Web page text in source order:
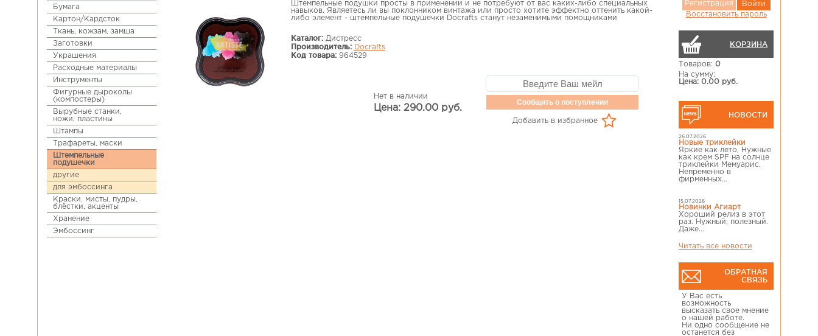
Бумага
Картон/Кардсток
Ткань, кожзам, замша
Заготовки
Украшения
Расходные материалы
Инструменты
Фигурные дыроколы
(компостеры)
Вырубные станки,
ножи, пластины
Штампы
Трафареты, маски
Штемпельные
подушечки
другие
для эмбоссинга
Краски, мисты, пудры,
блёстки, акценты
Хранение
Эмбоссинг
Регистрация
Войти
Восстановить пароль
КОРЗИНА
Товаров: 0
На сумму:
Цена: 0.00 руб.
НОВОСТИ
26.07.2026
Новые триклейки
Яркие как лето, Нужные
как крем SPF на солнце
триклейки Мемуарис.
Непременно в
фирменных...
15.07.2026
Новинки Агиарт
Хороший релиз в этот
раз. Нужный, полезный.
Даже...
Читать все новости
ОБРАТНАЯ
СВЯЗЬ
У Вас есть
возможность
высказать свое мнение
о нашей работе.
Ни одно сообщение не
останется без
Штемпельные подушки просты в применении и не потребуют от вас каких-либо специальных
навыков. Являетесь ли вы поклонником винтажа или просто хотите эффектно оттенить какой-
либо элемент - штемпельные подушечки Docrafts станут незаменимыми помощниками
Каталог: Дистресс
Производитель: Docrafts
Код товара: 964529
Нет в наличии
Цена: 290.00 руб.
Сообщить о поступлении
Добавить в избранное